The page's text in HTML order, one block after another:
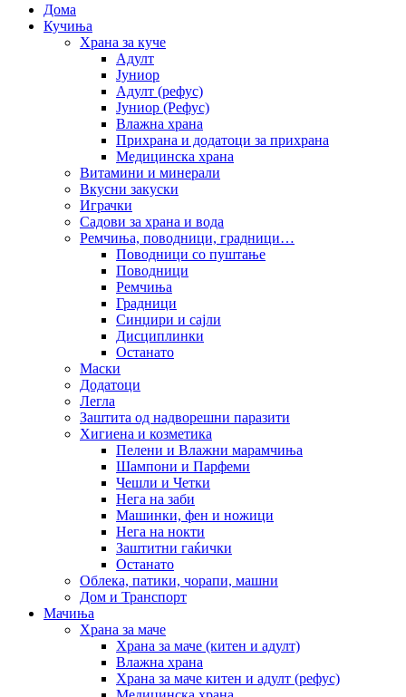
Дома
Кучиња
Храна за куче
Адулт
Јуниор
Адулт (рефус)
Јуниор (Рефус)
Влажна храна
Прихрана и додатоци за прихрана
Медицинска храна
Витамини и минерали
Вкусни закуски
Играчки
Садови за храна и вода
Ремчиња, поводници, градници…
Поводници со пуштање
Поводници
Ремчиња
Градници
Синџири и сајли
Дисциплинки
Останато
Маски
Додатоци
Легла
Заштита од надворешни паразити
Хигиена и козметика
Пелени и Влажни марамчиња
Шампони и Парфеми
Чешли и Четки
Нега на заби
Машинки, фен и ножици
Нега на нокти
Заштитни гаќички
Останато
Облека, патики, чорапи, машни
Дом и Транспорт
Мачиња
Храна за маче
Храна за маче (китен и адулт)
Влажна храна
Храна за маче китен и адулт (рефус)